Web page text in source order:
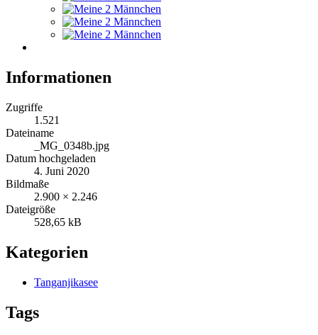
Informationen
Zugriffe
1.521
Dateiname
_MG_0348b.jpg
Datum hochgeladen
4. Juni 2020
Bildmaße
2.900 × 2.246
Dateigröße
528,65 kB
Kategorien
Tanganjikasee
Tags